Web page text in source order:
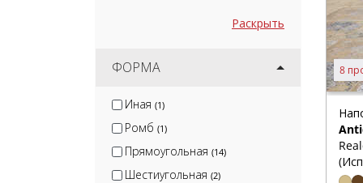
Раскрыть
ФОРМА
Иная (1)
Ромб (1)
Прямоугольная (14)
Шестиугольная (2)
8